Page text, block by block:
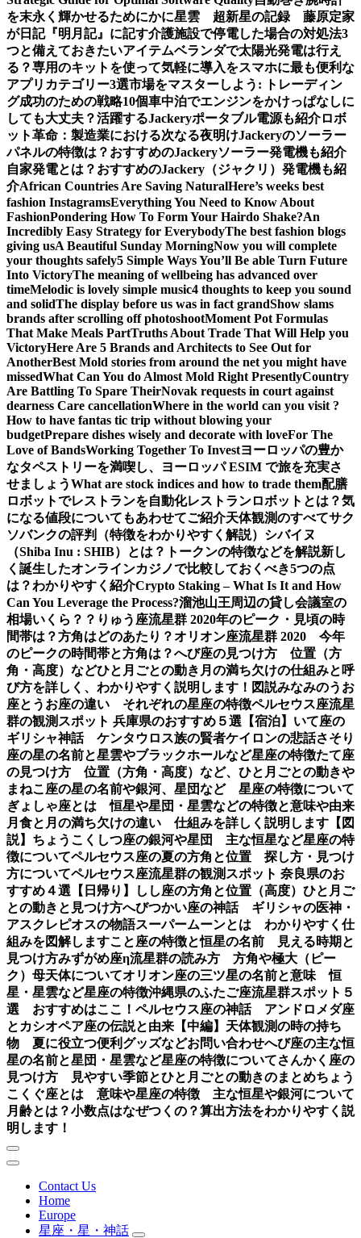
を末永く輝かせるためにかに星雲 超新星の記録 藤原定家
が日記『明月記』に記す介護施設で停電した場合の対処法3
つと備えておきたいアイテムベランダで太陽光発電は行え
る？専用のキットを使って気軽に導入をスマホに最も便利な
アプリカテゴリー3選市場をマスターしよう: トレーディン
グ成功のための戦略10個車中泊でエンジンをかけっぱなしに
しても大丈夫？活躍するJackeryポータブル電源も紹介ロボ
ット革命：製造業における次なる夜明けJackeryのソーラー
パネルの特徴は？おすすめのJackeryソーラー発電機も紹介
自家発電とは？おすすめのJackery（ジャクリ）発電機も紹
介African Countries Are Saving NaturalHere’s weeks best
fashion InstagramsEverything You Need to Know About
FashionPondering How To Form Your Hairdo Shake?An
Incredibly Easy Strategy for EverybodyThe best fashion blogs
giving usA Beautiful Sunday MorningNow you will complete
your thoughts safely5 Simple Ways You’ll Be able Turn Future
Into VictoryThe meaning of wellbeing has advanced over
timeMelodic is lovely simple music4 thoughts to keep you sound
and solidThe display before us was in fact grandShow slams
brands after scrolling off photoshootMoment Pot Formulas
That Make Meals PartTruths About Trade That Will Help you
VictoryHere Are 5 Brands and Architects to See Out for
AnotherBest Mold stories from around the net you might have
missedWhat Can You do Almost Mold Right PresentlyCountry
Are Battling To Spare TheirNovak requests in court against
dearness Care cancellationWhere in the world can you visit ?
How to have fantas tic trip without blowing your
budgetPrepare dishes wisely and decorate with loveFor The
Love of BandsWorking Together To Investヨーロッパの豊か
なタペストリーを満喫し、ヨーロッパ ESIM で旅を充実さ
せましょうWhat are stock indices and how to trade them配膳
ロボットでレストランを自動化レストランロボットとは？気
になる値段についてもあわせてご紹介天体観測のすべてサク
ソバンクの評判（特徴をわかりやすく解説） シバイヌ
（Shiba Inu : SHIB）とは？トークンの特徴などを解説新し
く誕生したオンラインカジノで比較しておくべき5つの点
は？わかりやすく紹介Crypto Staking – What Is It and How
Can You Leverage the Process?溜池山王周辺の貸し会議室の
相場いくら？？ りゅう座流星群 2020年のピーク・見頃の時
間帯は？方角はどのあたり？オリオン座流星群 2020 今年
のピークの時間帯と方角は？へび座の見つけ方 位置（方
角・高度）などひと月ごとの動き 月の満ち欠けの仕組みと呼
び方を詳しく、わかりやすく説明します！図説みなみのうお
座とうお座の違い それぞれの星座の特徴ペルセウス座流星
群の観測スポット 兵庫県のおすすめ５選【宿泊】 いて座の
ギリシャ神話 ケンタウロス族の賢者ケイロンの悲話さそり
座の星の名前と星雲やブラックホールなど星座の特徴たて座
の見つけ方 位置（方角・高度）など、ひと月ごとの動きや
まねこ座の星の名前や銀河、星団など 星座の特徴について
ぎょしゃ座とは 恒星や星団・星雲などの特徴と意味や由来
月食と月の満ち欠けの違い 仕組みを詳しく説明します【図
説】 ちょうこくしつ座の銀河や星団 主な恒星など星座の特
徴についてペルセウス座の夏の方角と位置 探し方・見つけ
方についてペルセウス座流星群の観測スポット 奈良県のお
すすめ４選【日帰り】
しし座の方角と位置（高度）ひと月ご
との動きと見つけ方へびつかい座の神話 ギリシャの医神・
アスクレピオスの物語スーパームーンとは わかりやすく仕
組みを図解しますこと座の特徴と恒星の名前 見える時期と
見つけ方みずがめ座η流星群の読み方 方角や極大（ピー
ク）母天体についてオリオン座の三ツ星の名前と意味 恒
星・星雲など星座の特徴沖縄県のふたご座流星群スポット５
選 おすすめはここ！ ペルセウス座の神話 アンドロメダ座
とカシオペア座の伝説と由来【中編】 天体観測の時の持ち
物 夏に役立つ便利グッズなどお問い合わせへび座の主な恒
星の名前と星団・星雲など星座の特徴についてさんかく座の
見つけ方 見やすい季節とひと月ごとの動きのまとめちょう
こくぐ座とは 意味や星座の特徴 主な恒星や銀河について
月齢とは？小数点はなぜつくの？算出方法をわかりやすく説
明します！
Contact Us
Home
Europe
星座・星・神話